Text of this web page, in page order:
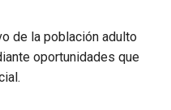
de la población adulto
oportunidades que